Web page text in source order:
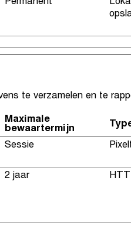
te verzamelen en te
Maximale
bewaartermijn
Sessie
2 jaar